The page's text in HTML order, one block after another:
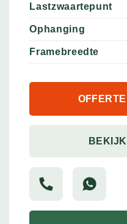
Lastzwaartepunt
Ophanging
Framebreedte